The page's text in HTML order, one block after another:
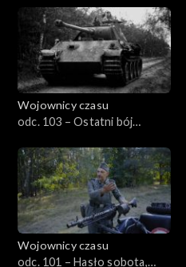
1914
Wojownicy czasu
odc. 103 – Ostatni bój
1944
Wojownicy czasu
odc. 101 – Hasło sobota,